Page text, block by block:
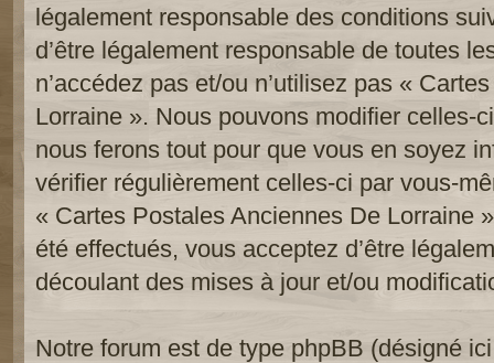
légalement responsable des conditions
d’être légalement responsable de toutes
n’accédez pas et/ou n’utilisez pas «
Lorraine ». Nous pouvons modifier celles-
nous ferons tout pour que vous en soyez
vérifier régulièrement celles-ci par vous-
« Cartes Postales Anciennes De Lorraine
été effectués, vous acceptez d’être
découlant des mises à jour et/ou
Notre forum est de type phpBB (désigné